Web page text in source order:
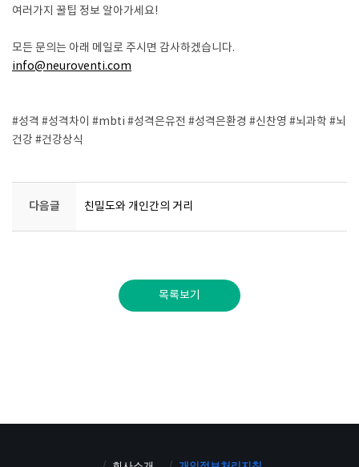
여러가지 꿀팁 정보 알아가세요!
모든 문의는 아래 메일로 주시면 감사하겠습니다.
info@neuroventi.com
#성격 #성격차이 #mbti #성격은유전 #성격은환경 #신찬영 #뇌과학 #뇌
건강 #건강상식
다음글 친밀도와 개인간의 거리
목록보기